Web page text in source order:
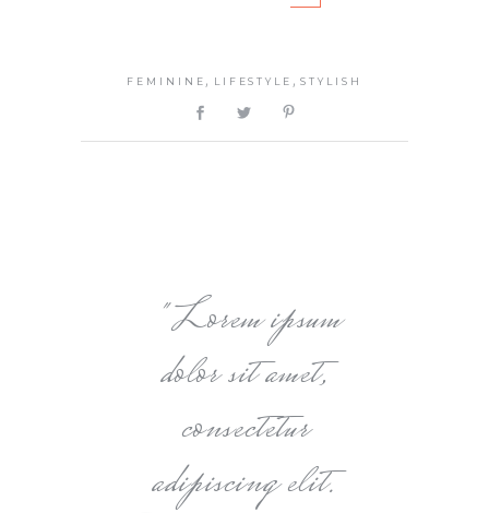
FEMININE , LIFESTYLE ,STYLISH
Lorem ipsum
dolor sit amet,
consectetur
adipiscing elit.